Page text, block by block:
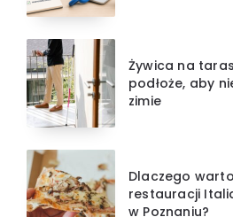
Żywica na
podłoże, aby
zimie
Dlaczego
restauracji
w Poznaniu?